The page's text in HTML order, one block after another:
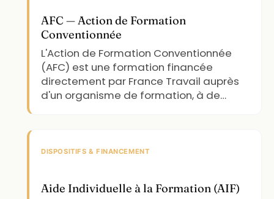
AFC — Action de Formation
Conventionnée
L'Action de Formation Conventionnée
(AFC) est une formation financée
directement par France Travail auprès
d'un organisme de formation, à de…
DISPOSITIFS & FINANCEMENT
Aide Individuelle à la Formation (AIF)